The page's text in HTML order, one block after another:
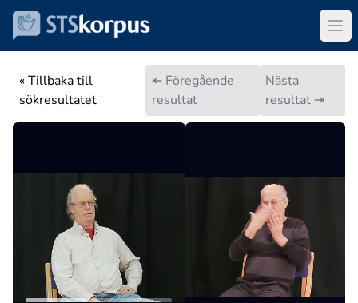
« Tillbaka till
sökresultatet
⇤ Föregående
resultat
Nästa
resultat ⇥